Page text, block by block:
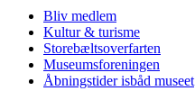
Bliv medlem
Kultur & turisme
Storebæltsoverfarten
Museumsforeningen
Åbningstider isbåd museet